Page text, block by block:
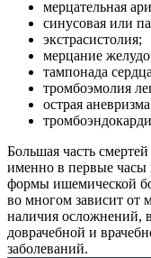
мерцательная
синусовая или
экстрасистолия;
мерцание
тампонада
тромбоэмолия
острая
Большая часть
именно в первые часы
формы ишемической
во многом зависит от
наличия осложнений,
доврачебной и
заболеваний.